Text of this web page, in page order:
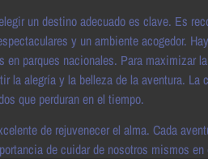
un destino adecuado es clave. Es
y un ambiente acogedor.
en parques nacionales. Para maximizar
la alegría y la belleza de la aventura.
que perduran en el tiempo.
de rejuvenecer el alma. Cada
de cuidar de nosotros mismos en